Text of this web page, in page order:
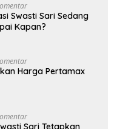
Swasti Sari Sedang
Kapan?
Harga Pertamax
Sari Tetapkan